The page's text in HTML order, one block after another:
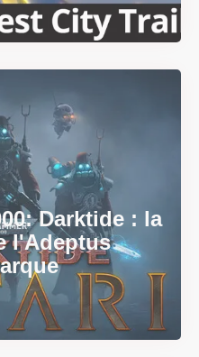
Darktide : la
l'Adeptus